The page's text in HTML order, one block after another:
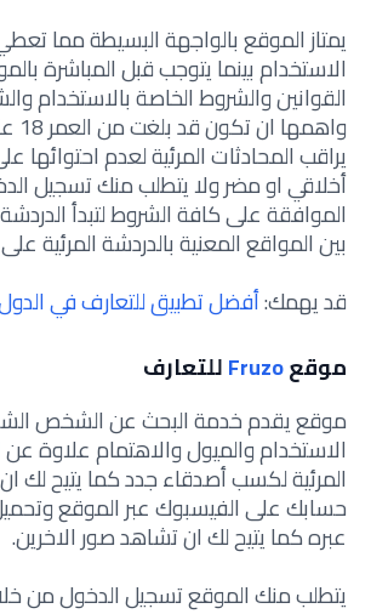
يمتاز الموقع بالواجهة البسيطة مما
الاستخدام بينما يتوجب قبل المباشرة
القوانين والشروط الخاصة بالاستخدام
يراقب المحادثات المرئية لعدم
أخلاقي او مضر ولا يتطلب منك تسجيل
الموافقة على كافة الشروط لتبدأ
بين المواقع المعنية بالدردشة المرئية
قد يهمك:أفضل تطبيق للتعارف في الدول
موقعFruzoللتعارف
موقع يقدم خدمة البحث عن الشخص
الاستخدام والميول والاهتمام علاوة عن
المرئية لكسب أصدقاء جدد كما يتيح لك
حسابك على الفيسبوك عبر الموقع
عبره كما يتيح لك ان تشاهد صور الاخرين.
يتطلب منك الموقع تسجيل الدخول من